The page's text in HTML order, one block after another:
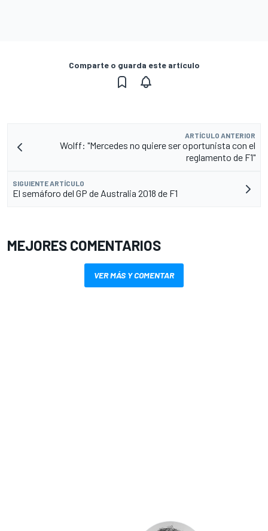
Comparte o guarda este artículo
ARTÍCULO ANTERIOR
Wolff: "Mercedes no quiere ser oportunista con el
reglamento de F1"
SIGUIENTE ARTÍCULO
El semáforo del GP de Australia 2018 de F1
MEJORES COMENTARIOS
VER MÁS Y COMENTAR